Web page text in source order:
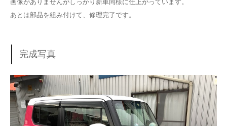
画像がありませんがしっかり新車同様に仕上がっています。
あとは部品を組み付けて、修理完了です。
完成写真